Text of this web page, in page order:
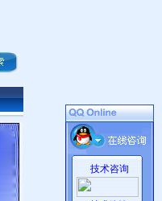
技术咨询